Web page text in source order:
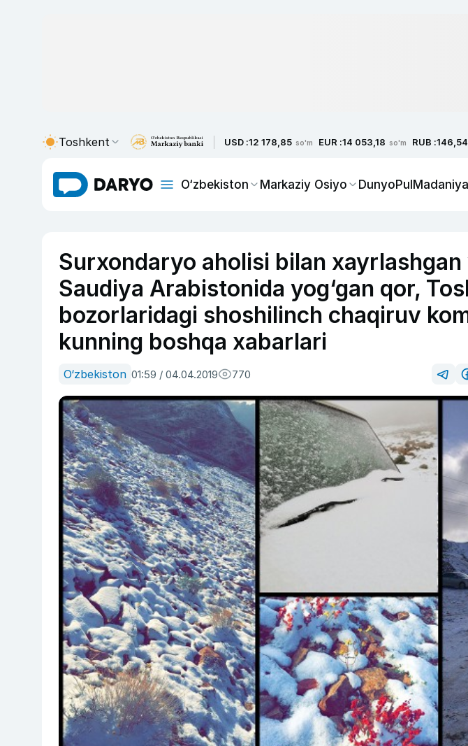
Toshkent USD :12 178,85 so'm EUR :14 053,18 so'm RUB :146,54
O‘zbekiston Markaziy Osiyo DunyoPul
Surxondaryo aholisi bilan
Saudiya Arabistonida yog‘gan qor,
bozorlaridagi shoshilinch chaqiruv
kunning boshqa xabarlari
O‘zbekiston 01:59 / 04.04.2019 770